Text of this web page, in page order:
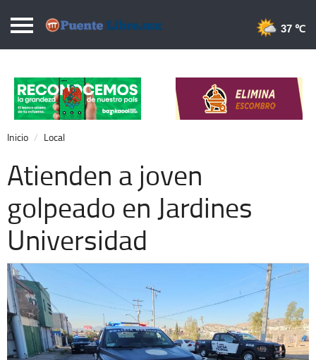
Puentelibre.mx
Local
Nacional
Opinión
Cronos
Economía
Espectáculos
Extra +
37 ℃
Inicio Local
Atienden a joven
golpeado en Jardines
Universidad